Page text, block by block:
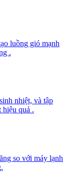
luồng gió mạnh
.
nhiệt, và tập
hiệu quả .
so với máy lạnh